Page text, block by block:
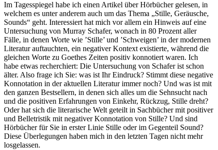
Im Tagesspiegel habe ich einen Artikel über Hörbücher gelesen, in
welchem es unter anderem auch um das Thema „Stille, Geräusche,
Sounds“ geht. Interessiert hat mich vor allem ein Hinweis auf eine
Untersuchung von Murray Schafer, wonach in 80 Prozent aller
Fälle, in denen Worte wie ’Stille’ und ’Schweigen’ in der modernen
Literatur auftauchten, ein negativer Kontext existierte, während die
gleichen Worte zu Goethes Zeiten positiv konnotiert waren. Ich
habe etwas recherchiert: Die Untersuchung von Schafer ist schon
älter. Also frage ich Sie: was ist Ihr Eindruck? Stimmt diese negative
Konnotation in der aktuellen Literatur immer noch? Und was ist mit
den ganzen Bestsellern, in denen sich alles um die Sehnsucht nach
und die positiven Erfahrungen von Einkehr, Rückzug, Stille dreht?
Oder hat sich die literarische Welt geteilt in Sachbücher mit positiver
und Belletristik mit negativer Konnotation von Stille? Und sind
Hörbücher für Sie in erster Linie Stille oder im Gegenteil Sound?
Diese Überlegungen haben mich in den letzten Tagen nicht mehr
losgelassen.